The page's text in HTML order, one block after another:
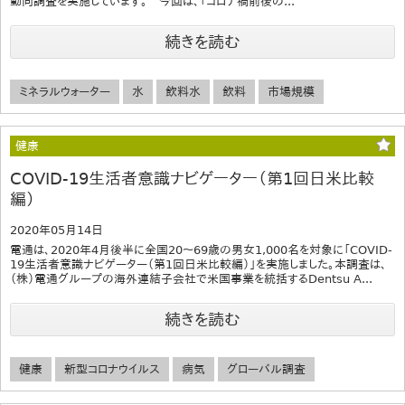
続きを読む
ミネラルウォーター 水 飲料水 飲料 市場規模
健康
COVID-19生活者意識ナビゲーター（第1回日米比較
編）
2020年05月14日
電通は、2020年4月後半に全国20～69歳の男女1,000名を対象に「COVID-
19生活者意識ナビゲーター（第1回日米比較編）」を実施しました。本調査は、
（株）電通グループの海外連結子会社で米国事業を統括するDentsu A...
続きを読む
健康 新型コロナウイルス 病気 グローバル調査